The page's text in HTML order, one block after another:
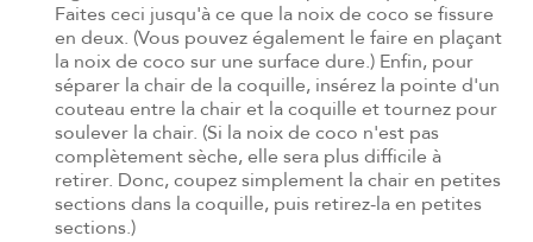
Faites ceci jusqu'à ce que la noix de coco se fissure
en deux. (Vous pouvez également le faire en plaçant
la noix de coco sur une surface dure.) Enfin, pour
séparer la chair de la coquille, insérez la pointe d'un
couteau entre la chair et la coquille et tournez pour
soulever la chair. (Si la noix de coco n'est pas
complètement sèche, elle sera plus difficile à
retirer. Donc, coupez simplement la chair en petites
sections dans la coquille, puis retirez-la en petites
sections.)